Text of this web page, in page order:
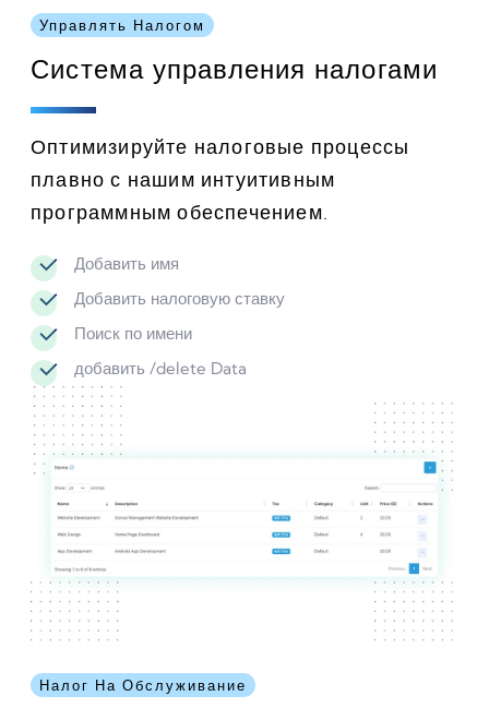
Управлять Налогом
Система управления налогами
Оптимизируйте налоговые процессы
плавно с нашим интуитивным
программным обеспечением.
Добавить имя
Добавить налоговую ставку
Поиск по имени
добавить /delete Data
Налог На Обслуживание